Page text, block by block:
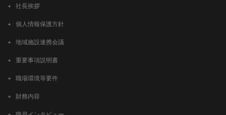
社長挨拶
個人情報保護方針
地域施設連携会議
重要事項説明書
職場環境等要件
財務内容